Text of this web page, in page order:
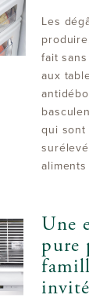
Les
fait
aux
qui sont
Une
pure